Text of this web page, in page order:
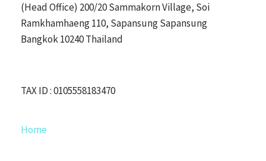
(Head Office) 200/20 Sammakorn Village, Soi
Ramkhamhaeng 110, Sapansung Sapansung
Bangkok 10240 Thailand
TAX ID : 0105558183470
Home